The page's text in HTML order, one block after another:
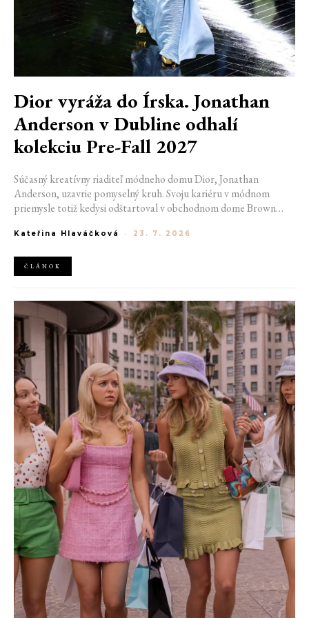
Dior vyráža do Írska. Jonathan
Anderson v Dubline odhalí
kolekciu Pre-Fall 2027
Súčasný kreatívny riaditeľ módneho domu Dior, Jonathan
Anderson, uzavrie pomyselný kruh. Svoju kariéru v módnom
priemysle totiž kedysi odštartoval v obchodnom dome Brown
jednej z najväčších luxusných značiek sveta. V decembri totiž v
Pre-Fall 2027.
Kateřina Hlaváčková - 23. 7. 2026
ČLÁNOK